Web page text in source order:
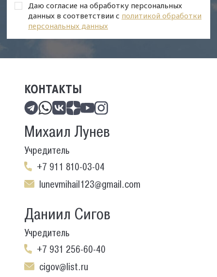
Даю согласие на обработку персональных
данных в соответствии с политикой обработки
персональных данных
КОНТАКТЫ
Михаил Лунев
Учредитель
+7 911 810-03-04
lunevmihail123@gmail.com
Даниил Сигов
Учредитель
+7 931 256-60-40
cigov@list.ru